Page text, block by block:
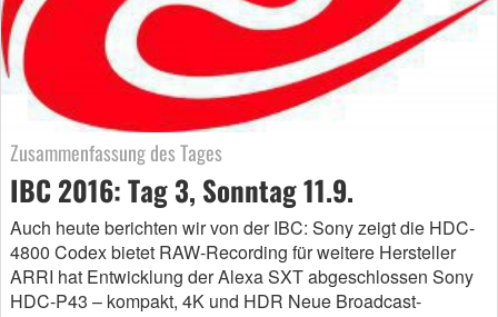
Zusammenfassung des Tages
IBC 2016: Tag 3, Sonntag 11.9.
Auch heute berichten wir von der IBC: Sony zeigt die HDC-
4800 Codex bietet RAW-Recording für weitere Hersteller
ARRI hat Entwicklung der Alexa SXT abgeschlossen Sony
HDC-P43 – kompakt, 4K und HDR Neue Broadcast-